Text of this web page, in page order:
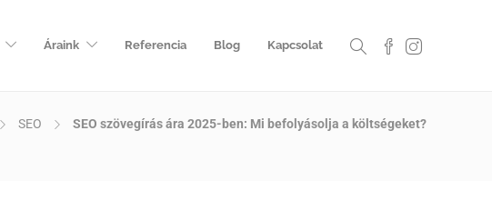
Áraink Referencia Blog Kapcsolat
SEO SEO szövegírás ára 2025-ben: Mi befolyásolja a költségeket?